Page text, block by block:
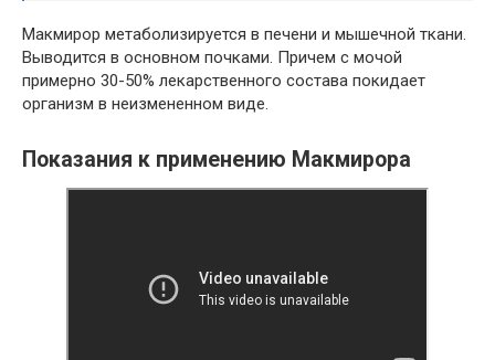
Макмирор метаболизируется в печени и мышечной ткани.
Выводится в основном почками. Причем с мочой
примерно 30-50% лекарственного состава покидает
организм в неизмененном виде.
Показания к применению Макмирора